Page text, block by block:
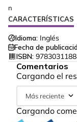
n
CARACTERÍSTICAS
Idioma: Inglés
Fecha de
ISBN:
Comentarios
Cargando el
Más reciente
Cargando